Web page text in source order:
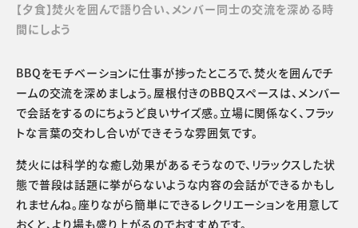
【夕食】焚火を囲んで語り合い、メンバー同士の交流を深める時
間にしよう
BBQをモチベーションに仕事が捗ったところで、焚火を囲んでチ
ームの交流を深めましょう。屋根付きのBBQスペースは、メンバー
で会話をするのにちょうど良いサイズ感。立場に関係なく、フラッ
トな言葉の交わし合いができそうな雰囲気です。
焚火には科学的な癒し効果があるそうなので、リラックスした状
態で普段は話題に挙がらないような内容の会話ができるかもし
れませんね。座りながら簡単にできるレクリエーションを用意して
おくと、より場も盛り上がるのでおすすめです。